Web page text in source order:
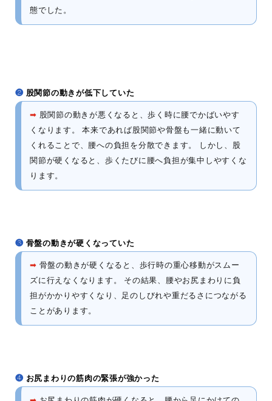
態でした。
❷股関節の動きが低下していた
➡ 股関節の動きが悪くなると、歩く時に腰でかばいやす
くなります。 本来であれば股関節や骨盤も一緒に動いて
くれることで、腰への負担を分散できます。 しかし、股
関節が硬くなると、歩くたびに腰へ負担が集中しやすくな
ります。
❸骨盤の動きが硬くなっていた
➡ 骨盤の動きが硬くなると、歩行時の重心移動がスムー
ズに行えなくなります。 その結果、腰やお尻まわりに負
担がかかりやすくなり、足のしびれや重だるさにつながる
ことがあります。
❹お尻まわりの筋肉の緊張が強かった